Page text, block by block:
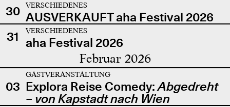
30
VERSCHIEDENES
AUSVERKAUFT aha Festival 2026
31
VERSCHIEDENES
aha Festival 2026
Februar 2026
03
GASTVERANSTALTUNG
Explora Reise Comedy:Abgedreht
– von Kapstadt nach Wien